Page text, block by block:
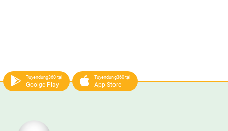
Tuyendung360 tại
Goolge Play
Tuyendung360 tại
App Store